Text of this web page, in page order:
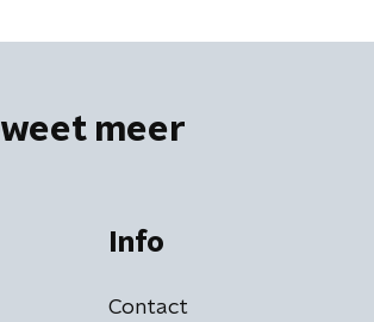
weet meer
Info
Contact